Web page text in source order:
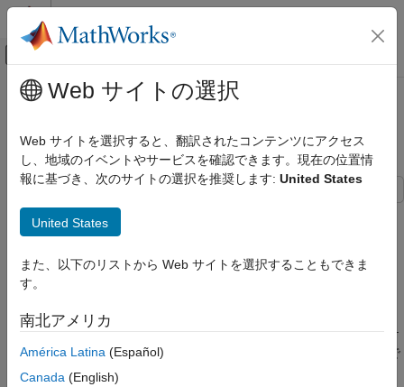
コンテンツへスキップ
オフキャンバス ナビゲーション メ
ドキュメンテーションのホーム
Control System Toolbox
制御システムの設計と調整
ループ整形設計
looptune を使用したフィードバック ループ
の調整
エンジン速度の制御
調整可能な要素の指定
の作成
メインコンテンツ
looptune
を使用したフィードバッ
ク ループの調整
この例では、 looptune
プを調整する基本的なワークフローを示します。
整要件が自動的に生成されるようになっています。
この例では、次の図に示すシンプルなエンジン速度制御アプリケ
ーションを使用します。この制御システムは、PID ループ 1 つで
構成されており、PID コントローラーのゲインを調整すること
Web サイトの選択
Web サイトを選択すると、翻訳されたコンテンツにアクセス
し、地域のイベントやサービスを確認できます。現在の位置情
報に基づき、次のサイトの選択を推奨します: United States
United States
また、以下のリストから Web サイトを選択することもできま
す。
南北アメリカ
América Latina (Español)
Canada (English)